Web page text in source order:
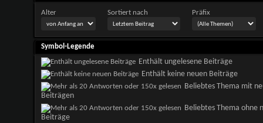
Alter Sortiert nach Präfix
Symbol-Legende
Enthält ungelesene Beiträge
Enthält keine neuen Beiträge
Beliebtes Thema mit
Beiträgen
Beliebtes Thema ohne
Beiträge